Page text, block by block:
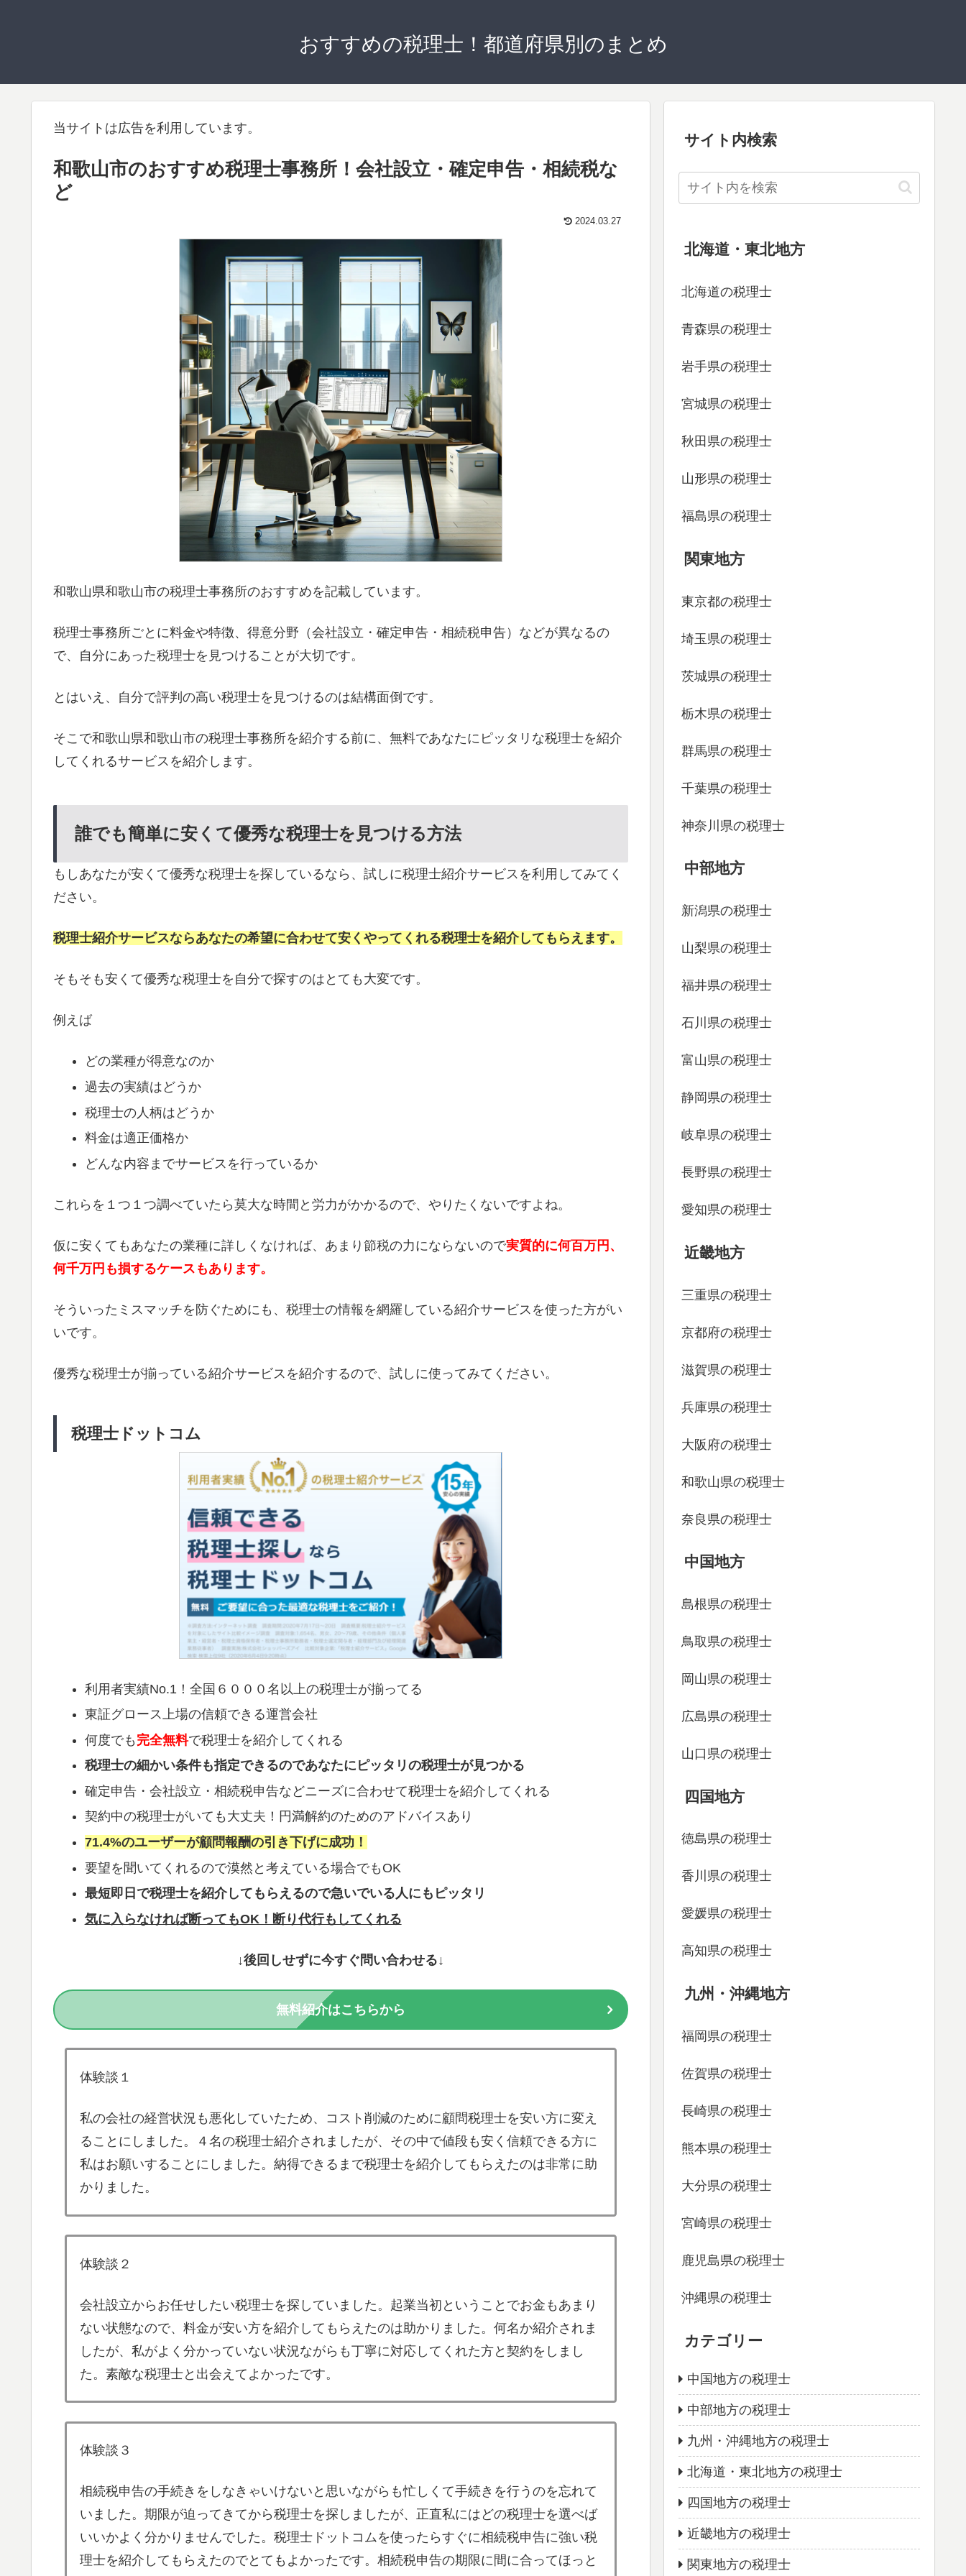
おすすめの税理士！都道府県別のまとめ
当サイトは広告を利用しています。
和歌山市のおすすめ税理士事務所！会社設立・確定申告・相続税な
ど
2024.03.27
和歌山県和歌山市の税理士事務所のおすすめを記載しています。
税理士事務所ごとに料金や特徴、得意分野（会社設立・確定申告・相続税申告）などが異なるの
で、自分にあった税理士を見つけることが大切です。
とはいえ、自分で評判の高い税理士を見つけるのは結構面倒です。
そこで和歌山県和歌山市の税理士事務所を紹介する前に、無料であなたにピッタリな税理士を紹介
してくれるサービスを紹介します。
誰でも簡単に安くて優秀な税理士を見つける方法
もしあなたが安くて優秀な税理士を探しているなら、試しに税理士紹介サービスを利用してみてく
ださい。
税理士紹介サービスならあなたの希望に合わせて安くやってくれる税理士を紹介してもらえます。
そもそも安くて優秀な税理士を自分で探すのはとても大変です。
例えば
どの業種が得意なのか
過去の実績はどうか
税理士の人柄はどうか
料金は適正価格か
どんな内容までサービスを行っているか
これらを１つ１つ調べていたら莫大な時間と労力がかかるので、やりたくないですよね。
仮に安くてもあなたの業種に詳しくなければ、あまり節税の力にならないので実質的に何百万円、
何千万円も損するケースもあります。
そういったミスマッチを防ぐためにも、税理士の情報を網羅している紹介サービスを使った方がい
いです。
優秀な税理士が揃っている紹介サービスを紹介するので、試しに使ってみてください。
税理士ドットコム
利用者実績No.1！全国６０００名以上の税理士が揃ってる
東証グロース上場の信頼できる運営会社
何度でも 完全無料で税理士を紹介してくれる
税理士の細かい条件も指定できるのであなたにピッタリの税理士が見つかる
確定申告・会社設立・相続税申告などニーズに合わせて税理士を紹介してくれる
契約中の税理士がいても大丈夫！円満解約のためのアドバイスあり
71.4%のユーザーが顧問報酬の引き下げに成功！
要望を聞いてくれるので漠然と考えている場合でもOK
最短即日で税理士を紹介してもらえるので急いでいる人にもピッタリ
気に入らなければ断ってもOK！断り代行もしてくれる
↓後回しせずに今すぐ問い合わせる↓
無料紹介はこちらから
体験談１
私の会社の経営状況も悪化していたため、コスト削減のために顧問税理士を安い方に変え
ることにしました。４名の税理士紹介されましたが、その中で値段も安く信頼できる方に
私はお願いすることにしました。納得できるまで税理士を紹介してもらえたのは非常に助
かりました。
体験談２
会社設立からお任せしたい税理士を探していました。起業当初ということでお金もあまり
ない状態なので、料金が安い方を紹介してもらえたのは助かりました。何名か紹介されま
したが、私がよく分かっていない状況ながらも丁寧に対応してくれた方と契約をしまし
た。素敵な税理士と出会えてよかったです。
体験談３
相続税申告の手続きをしなきゃいけないと思いながらも忙しくて手続きを行うのを忘れて
いました。期限が迫ってきてから税理士を探しましたが、正直私にはどの税理士を選べば
いいかよく分かりませんでした。税理士ドットコムを使ったらすぐに相続税申告に強い税
理士を紹介してもらえたのでとてもよかったです。相続税申告の期限に間に合ってほっと
サイト内検索
北海道・東北地方
北海道の税理士
青森県の税理士
岩手県の税理士
宮城県の税理士
秋田県の税理士
山形県の税理士
福島県の税理士
関東地方
東京都の税理士
埼玉県の税理士
茨城県の税理士
栃木県の税理士
群馬県の税理士
千葉県の税理士
神奈川県の税理士
中部地方
新潟県の税理士
山梨県の税理士
福井県の税理士
石川県の税理士
富山県の税理士
静岡県の税理士
岐阜県の税理士
長野県の税理士
愛知県の税理士
近畿地方
三重県の税理士
京都府の税理士
滋賀県の税理士
兵庫県の税理士
大阪府の税理士
和歌山県の税理士
奈良県の税理士
中国地方
島根県の税理士
鳥取県の税理士
岡山県の税理士
広島県の税理士
山口県の税理士
四国地方
徳島県の税理士
香川県の税理士
愛媛県の税理士
高知県の税理士
九州・沖縄地方
福岡県の税理士
佐賀県の税理士
長崎県の税理士
熊本県の税理士
大分県の税理士
宮崎県の税理士
鹿児島県の税理士
沖縄県の税理士
カテゴリー
中国地方の税理士
中部地方の税理士
九州・沖縄地方の税理士
北海道・東北地方の税理士
四国地方の税理士
近畿地方の税理士
関東地方の税理士